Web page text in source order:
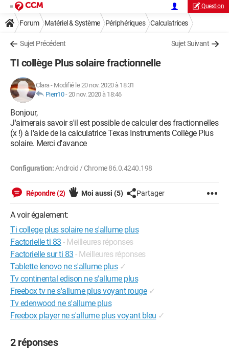
Question
Forum Matériel & Système Périphériques Calculatrices
Sujet Précédent Sujet Suivant
TI collège Plus solaire fractionnelle
Clara- Modifié le 20 nov. 2020 à 18:31
Pierr10-20 nov. 2020 à 18:46
Bonjour,
J'aimerais savoir s'il est possible de calculer des fractionnelles
(x !) à l'aide de la calculatrice Texas Instruments Collège Plus
solaire. Merci d'avance
Configuration:Android / Chrome 86.0.4240.198
Répondre (2) Moi aussi (5) Partager
A voir également:
Ti college plus solaire ne s'allume plus
Factorielle ti 83 - Meilleures réponses
Factorielle sur ti 83 - Meilleures réponses
Tablette lenovo ne s'allume plus ✓
Tv continental edison ne s'allume plus
Freebox tv ne s'allume plus voyant rouge ✓
Tv edenwood ne s'allume plus
Freebox player ne s'allume plus voyant bleu ✓
2 réponses